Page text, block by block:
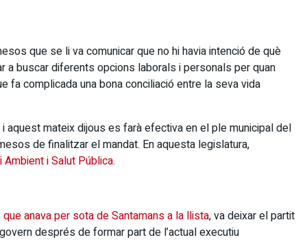
que se li va comunicar que no hi havia intenció de què
a buscar diferents opcions laborals i personals per quan
fa complicada una bona conciliació entre la seva vida
aquest mateix dijous es farà efectiva en el ple municipal del
de finalitzar el mandat. En aquesta legislatura,
Ambient i Salut Pública.
que anava per sota de Santamans a la llista, va deixar el partit
després de formar part de l’actual executiu